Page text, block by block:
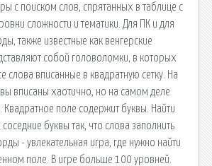
с поиском слов, спрятанных в таблице с
сложности и тематики. Для ПК и для
также известные как венгерские
собой головоломки, в которых
слова вписанные в квадратную сетку. На
вписаны хаотично, но на самом деле
Квадратное поле содержит буквы. Найти
буквы так, что слова заполнить
- увлекательная игра, где нужно найти
поле. В игре больше 100 уровней.